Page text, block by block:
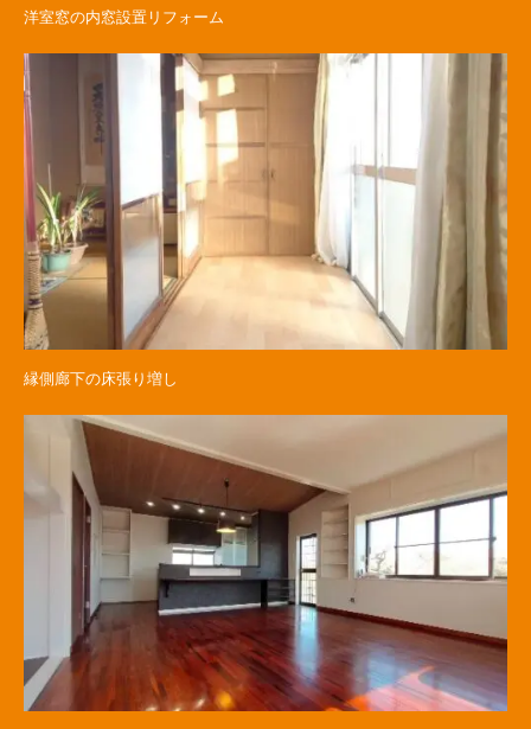
洋室窓の内窓設置リフォーム
縁側廊下の床張り増し